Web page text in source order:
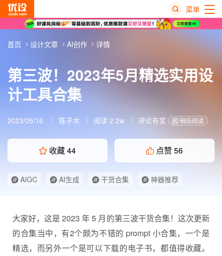
菜单
第三波！2023年5月精选实用设
计工具合集
2023/05/16 陈子木 阅读 2.2w 评论有奖 稍后阅读
收藏44 点赞56
AIGC AI生成 干货合集 神器推荐
首页 设计文章 AI创作 详情
大家好，这是 2023 年 5 月的第三波干货合集！这次更新
的合集当中，有2个颇为不错的 prompt 小合集，一个是
精选，而另外一个是可以下载的电子书，都值得收藏。